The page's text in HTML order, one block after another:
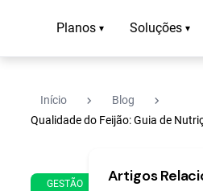
Planos ▾ Soluções ▾
Início navigate_next Blog navigate_next
Qualidade do Feijão: Guia de
GESTÃO
de
min
Artigos